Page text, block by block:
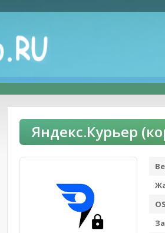
Яндекс.Курьер